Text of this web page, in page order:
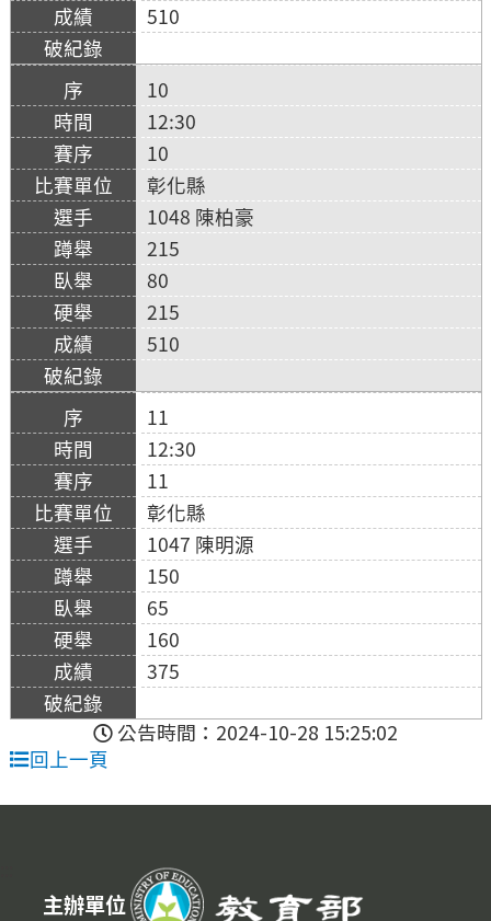
510
10
12:30
10
彰化縣
1048 陳柏豪
215
80
215
510
11
12:30
11
彰化縣
1047 陳明源
150
65
160
375
公告時間：2024-10-28 15:25:02
回上一頁
主辦單位